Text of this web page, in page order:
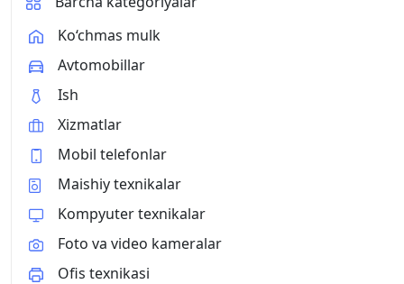
разрешений до 4K (3840×2160) при 60
Digital, Dolby , DTS-HD. Интерфейсы: HDMI
функциональные возможности в
Память Объем встроенной памяти (Гб) 32
Беспроводные интерфейсы Wi-Fi; Bluetooth
разъема HDMI; USB Количество портов
Поддерживаемый формат UHD 4K
управлением; Dolby Digital; USB Страна
предмета 9.7 см Высота предмета 1.7 см
см Звоните, пишите, буду рад вам ответить и
Ko‘chmas mulk
Avtomobillar
Ish
Xizmatlar
Mobil telefonlar
Maishiy texnikalar
Kompyuter texnikalar
Foto va video kameralar
Ofis texnikasi